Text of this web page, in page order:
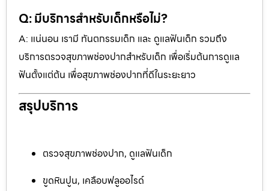
Q: มีบริการสำหรับเด็กหรือไม่?
A: แน่นอน เรามี ทันตกรรมเด็ก และ ดูแลฟันเด็ก รวมถึง
บริการตรวจสุขภาพช่องปากสำหรับเด็ก เพื่อเริ่มต้นการดูแล
ฟันตั้งแต่ต้น เพื่อสุขภาพช่องปากที่ดีในระยะยาว
สรุปบริการ
ตรวจสุขภาพช่องปาก, ดูแลฟันเด็ก
ขูดหินปูน, เคลือบฟลูออไรด์